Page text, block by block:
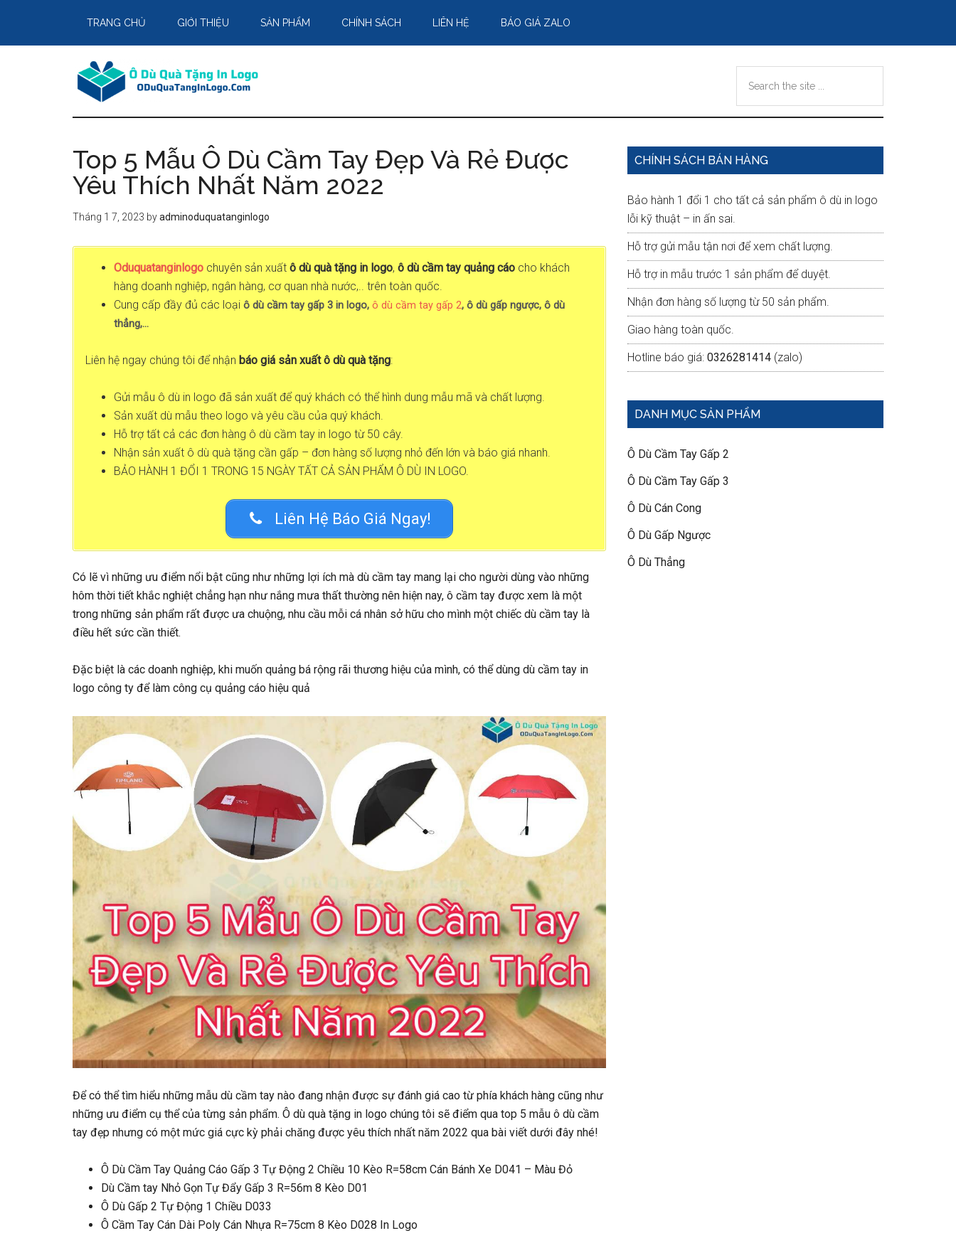
main
primary
footer
TRANG CHỦ GIỚI THIỆU SẢN PHẨM CHÍNH SÁCH LIÊN HỆ BÁO GIÁ ZALO
the
Top 5 Mẫu Ô Dù Cầm Tay Đẹp Và Rẻ Được
Yêu Thích Nhất Năm 2022
Tháng 1 7, 2023 byadminoduquatanginlogo
Oduquatanginlogo chuyên sản xuất ô dù quà tặng in logo, ô dù cầm tay quảng cáo cho khách
hàng doanh nghiệp, ngân hàng, cơ quan nhà nước,.. trên toàn quốc.
Cung cấp đầy đủ các loại ô dù cầm tay gấp 3 in logo, ô dù cầm tay gấp 2, ô dù gấp ngược, ô dù
thẳng,…
Liên hệ ngay chúng tôi để nhận báo giá sản xuất ô dù quà tặng:
Gửi mẫu ô dù in logo đã sản xuất để quý khách có thể hình dung mẫu mã và chất lượng.
Sản xuất dù mẫu theo logo và yêu cầu của quý khách.
Hỗ trợ tất cả các đơn hàng ô dù cầm tay in logo từ 50 cây.
Nhận sản xuất ô dù quà tặng cần gấp – đơn hàng số lượng nhỏ đến lớn và báo giá nhanh.
BẢO HÀNH 1 ĐỔI 1 TRONG 15 NGÀY TẤT CẢ SẢN PHẨM Ô DÙ IN LOGO.
Liên Hệ Báo Giá Ngay!
Có lẽ vì những ưu điểm nổi bật cũng như những lợi ích mà dù cầm tay mang lại cho người dùng vào những
hôm thời tiết khắc nghiệt chẳng hạn như nắng mưa thất thường nên hiện nay, ô cầm tay được xem là một
trong những sản phẩm rất được ưa chuộng, nhu cầu mỗi cá nhân sở hữu cho mình một chiếc dù cầm tay là
điều hết sức cần thiết.
Đặc biệt là các doanh nghiệp, khi muốn quảng bá rộng rãi thương hiệu của mình, có thể dùng dù cầm tay in
logo công ty để làm công cụ quảng cáo hiệu quả
Để có thể tìm hiểu những mẫu dù cầm tay nào đang nhận được sự đánh giá cao từ phía khách hàng cũng như
những ưu điểm cụ thể của từng sản phẩm. Ô dù quà tặng in logo chúng tôi sẽ điểm qua top 5 mẫu ô dù cầm
tay đẹp nhưng có một mức giá cực kỳ phải chăng được yêu thích nhất năm 2022 qua bài viết dưới đây nhé!
Ô Dù Cầm Tay Quảng Cáo Gấp 3 Tự Động 2 Chiều 10 Kèo R=58cm Cán Bánh Xe D041 – Màu Đỏ
Dù Cầm tay Nhỏ Gọn Tự Đẩy Gấp 3 R=56m 8 Kèo D01
Ô Dù Gấp 2 Tự Động 1 Chiều D033
Ô Cầm Tay Cán Dài Poly Cán Nhựa R=75cm 8 Kèo D028 In Logo
Primary
CHÍNH SÁCH BÁN HÀNG
Bảo hành 1 đổi 1 cho tất cả sản phẩm ô dù in logo
lỗi kỹ thuật – in ấn sai.
Hỗ trợ gửi mẫu tận nơi để xem chất lượng.
Hỗ trợ in mẫu trước 1 sản phẩm để duyệt.
Nhận đơn hàng số lượng từ 50 sản phẩm.
Giao hàng toàn quốc.
Hotline báo giá: 0326281414 (zalo)
DANH MỤC SẢN PHẨM
Ô Dù Cầm Tay Gấp 2
Ô Dù Cầm Tay Gấp 3
Ô Dù Cán Cong
Ô Dù Gấp Ngược
Ô Dù Thẳng